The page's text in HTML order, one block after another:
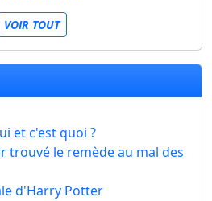
VOIR TOUT
et c'est quoi ?
trouvé le remède au mal des
d'Harry Potter